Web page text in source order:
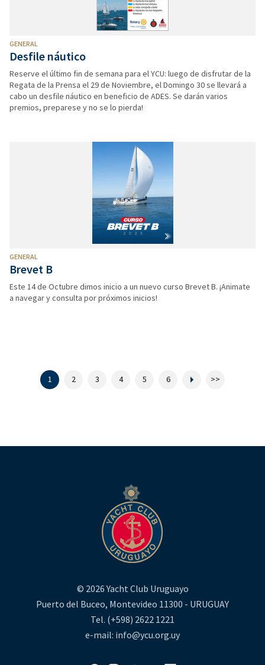
GENERAL
Desfile náutico
Reserve el último fin de semana para el YCU: luego de disfrutar de la
Regata de la Prensa el 29 de Noviembre, el Domingo 30 se llevará a
cabo un desfile náutico en beneficio de ADES. Se darán varios
premios, preparese y no se lo pierda!
GENERAL
Brevet B
Este 14 de Octubre dimos inicio a un nuevo curso Brevet B. ¡Animate
a navegar y consulta por próximos inicios!
1 2 3 4 5 6 >>
© 2026 Yacht Club Uruguayo
Puerto del Buceo, Montevideo 11300 - URUGUAY
Tel. (+598) 2622 1221
e-mail: info@ycu.org.uy